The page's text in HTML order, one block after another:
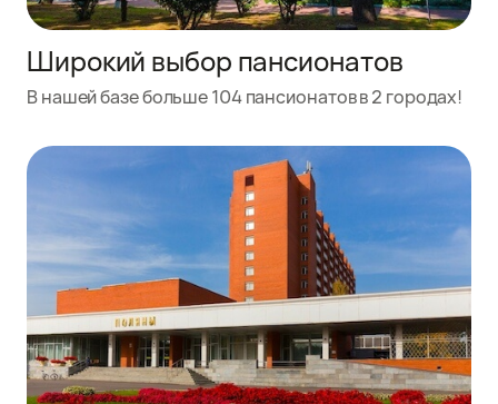
Широкий выбор пансионатов
В нашей базе больше 104 пансионатов в 2 городах!